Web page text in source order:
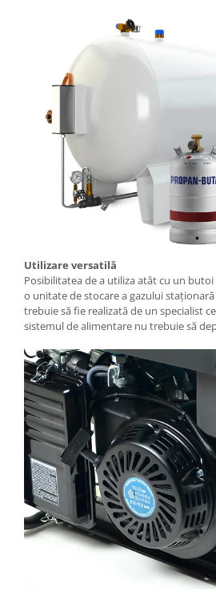
Taietoare beton si asfalt
Taietoare materiale
Turnuri de lumina
Betoniere
Roabe motorizate
Ventilatoare industriale
Palane si vinciuri
Transpaleti hidraulici
Masini de carotat
Carote diamantate
Masini de canelat
Discuri diamantate
Echipamente pentru taiere
Masini de taiat caramida si BCA
Masini de taiat gresie si faianta
Masini de taiat lemn (circular)
Masini de taiat gresie/faianta
manuale
Masini de tencuit, gletuit, zugravit
Masini de tencuit si gletuit
Pompe de zugravit, gletuit, vopsit
Accesorii utilaje constructii
Utilizare versatilă
Posibilitatea de a utiliza atât cu un butoi
o unitate de stocare a gazului
trebuie să fie realizată de un specialist
sistemul de alimentare nu trebuie să